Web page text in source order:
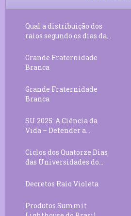
Qual a distribuição dos
raios segundo os dias da...
Grande Fraternidade
Branca
Grande Fraternidade
Branca
SU 2025: A Ciência da
Vida – Defender a...
Ciclos dos Quatorze Dias
das Universidades do...
Decretos Raio Violeta
Produtos Summit